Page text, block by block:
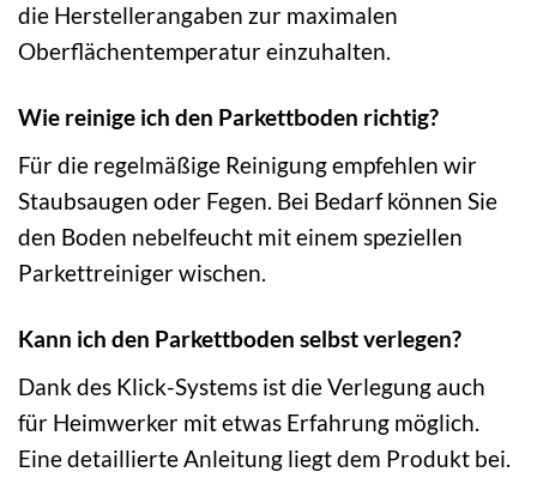
die Herstellerangaben zur maximalen
Oberflächentemperatur einzuhalten.
Wie reinige ich den Parkettboden richtig?
Für die regelmäßige Reinigung empfehlen wir
Staubsaugen oder Fegen. Bei Bedarf können Sie
den Boden nebelfeucht mit einem speziellen
Parkettreiniger wischen.
Kann ich den Parkettboden selbst verlegen?
Dank des Klick-Systems ist die Verlegung auch
für Heimwerker mit etwas Erfahrung möglich.
Eine detaillierte Anleitung liegt dem Produkt bei.